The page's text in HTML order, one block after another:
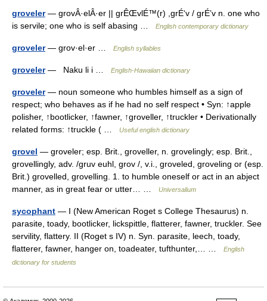
groveler— grovÂ·elÂ·er || grÊŒvlÉ™(r) ,grÉ‘v / grÉ’v n. one who
is servile; one who is self abasing …
English contemporary dictionary
groveler— grov·el·er … English syllables
groveler— Naku li i … English-Hawaiian dictionary
groveler— noun someone who humbles himself as a sign of
respect; who behaves as if he had no self respect • Syn: ↑apple
polisher, ↑bootlicker, ↑fawner, ↑groveller, ↑truckler • Derivationally
related forms: ↑truckle ( …
Useful english dictionary
grovel — groveler; esp. Brit., groveller, n. grovelingly; esp. Brit.,
grovellingly, adv. /gruv euhl, grov /, v.i., groveled, groveling or (esp.
Brit.) grovelled, grovelling. 1. to humble oneself or act in an abject
manner, as in great fear or utter… …
Universalium
sycophant — I (New American Roget s College Thesaurus) n.
parasite, toady, bootlicker, lickspittle, flatterer, fawner, truckler. See
servility, flattery. II (Roget s IV) n. Syn. parasite, leech, toady,
flatterer, fawner, hanger on, toadeater, tufthunter,… …
English
dictionary for students